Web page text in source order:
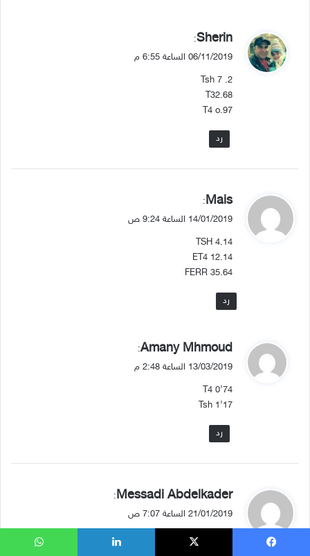
ي
ق
ل
Sherin
:
06/11/2019 الساعة 6:55 م
Tsh 7 .2
T32.68
T4 o.97
رد
ي
ق
ل
Mais
:
14/01/2019 الساعة 9:24 ص
TSH 4.14
ET4 12.14
FERR 35.64
رد
ي
ق
ل
Amany Mhmoud
:
13/03/2019 الساعة 2:48 م
T4 0’74
Tsh 1’17
رد
ي
ق
Messadi Abdelkader
:
21/01/2019 الساعة 7:07 ص
Tsh: 1,00